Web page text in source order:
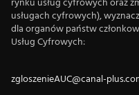
usługach cyfrowych),
dla organów państw
Usług Cyfrowych:
zgloszenieAUC@canal-